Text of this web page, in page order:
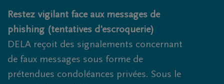
Obituaries.breadcrumbs.SkipLink
Restez vigilant face aux messages de
phishing (tentatives d'escroquerie)
DELA reçoit des signalements concernant
de faux messages sous forme de
prétendues condoléances privées. Sous le